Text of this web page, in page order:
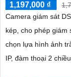
1,197,000 ₫
Camera giám sát
kép, cho phép giám sát
chọn lựa hình ảnh
IP, đàm thoại 2